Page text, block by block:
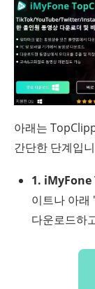
아래는
간단한 단계입
1. iMyFone
이트나 아
다운로드하